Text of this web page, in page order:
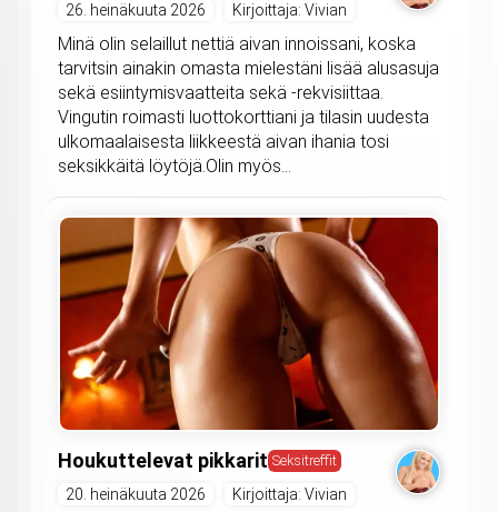
26. heinäkuuta 2026 Kirjoittaja: Vivian
Minä olin selaillut nettiä aivan innoissani, koska
tarvitsin ainakin omasta mielestäni lisää alusasuja
sekä esiintymisvaatteita sekä -rekvisiittaa.
Vingutin roimasti luottokorttiani ja tilasin uudesta
ulkomaalaisesta liikkeestä aivan ihania tosi
seksikkäitä löytöjä.Olin myös...
Houkuttelevat pikkarit Seksitreffit
20. heinäkuuta 2026 Kirjoittaja: Vivian